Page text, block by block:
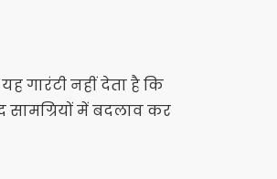
गारंटी नहीं देता है कि
सामग्रियों में बदलाव कर